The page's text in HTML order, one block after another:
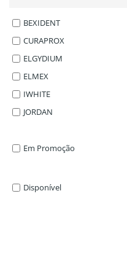
BEXIDENT
CURAPROX
ELGYDIUM
ELMEX
IWHITE
JORDAN
Em Promoção
Disponível